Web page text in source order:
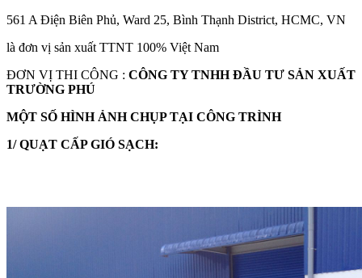
561 A Điện Biên Phủ, Ward 25, Bình Thạnh District, HCMC, VN
là đơn vị sản xuất TTNT 100% Việt Nam
ĐƠN VỊ THI CÔNG : CÔNG TY TNHH ĐẦU TƯ SẢN XUẤT
TRƯỜNG PHÚ
MỘT SỐ HÌNH ẢNH CHỤP TẠI CÔNG TRÌNH
1/ QUẠT CẤP GIÓ SẠCH: